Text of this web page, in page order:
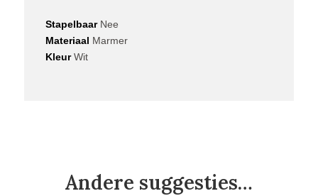
StapelbaarNee
Materiaal Marmer
KleurWit
Andere suggesties…